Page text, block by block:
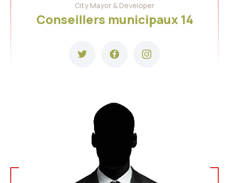
City Mayor & Developer
Conseillers municipaux 14